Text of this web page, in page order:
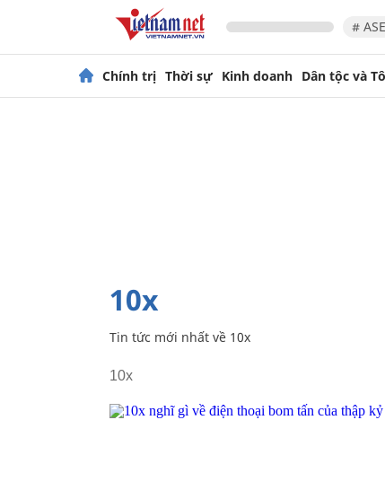
#
Chính trị Thời sự Kinh doanh Dân tộc và
10x
Tin tức mới nhất về 10x
10x